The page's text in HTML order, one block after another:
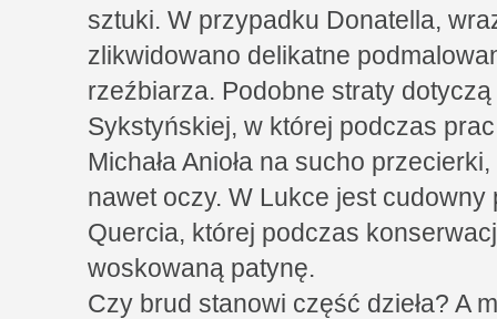
sztuki. W przypadku Donatella,
zlikwidowano delikatne
rzeźbiarza. Podobne straty dotyczą
Sykstyńskiej, w której podczas
Michała Anioła na sucho
nawet oczy. W Lukce jest
Quercia, której podczas
woskowaną patynę.
Czy brud stanowi część dzieła? A